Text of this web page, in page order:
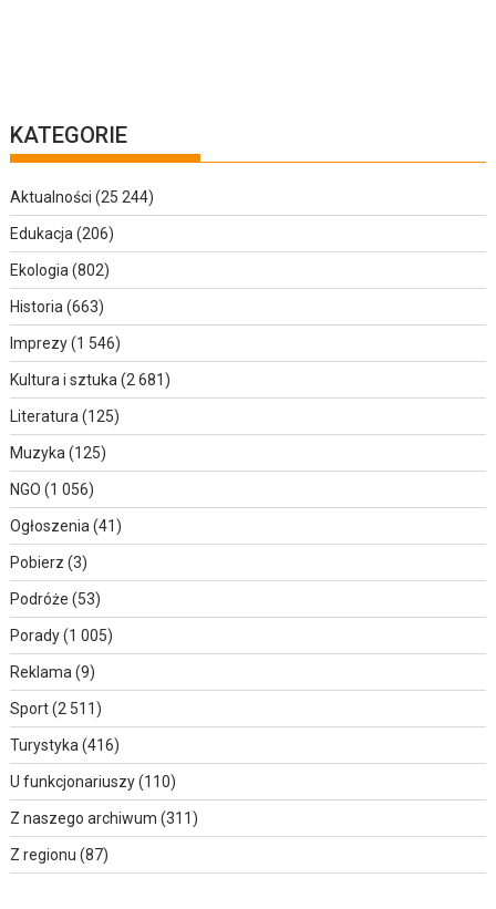
KATEGORIE
Aktualności (25 244)
Edukacja (206)
Ekologia (802)
Historia (663)
Imprezy(1 546)
Kultura i sztuka (2 681)
Literatura (125)
Muzyka (125)
NGO (1 056)
Ogłoszenia (41)
Pobierz (3)
Podróże (53)
Porady(1 005)
Reklama (9)
Sport(2 511)
Turystyka (416)
U funkcjonariuszy(110)
Z naszego archiwum (311)
Z regionu (87)